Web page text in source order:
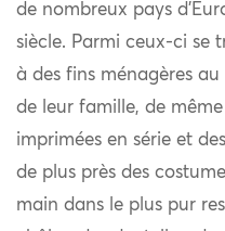
de nombreux pays
siècle. Parmi ceux-ci se
à des fins ménagères
de leur famille, de
imprimées en série et
de plus près des
main dans le plus pur